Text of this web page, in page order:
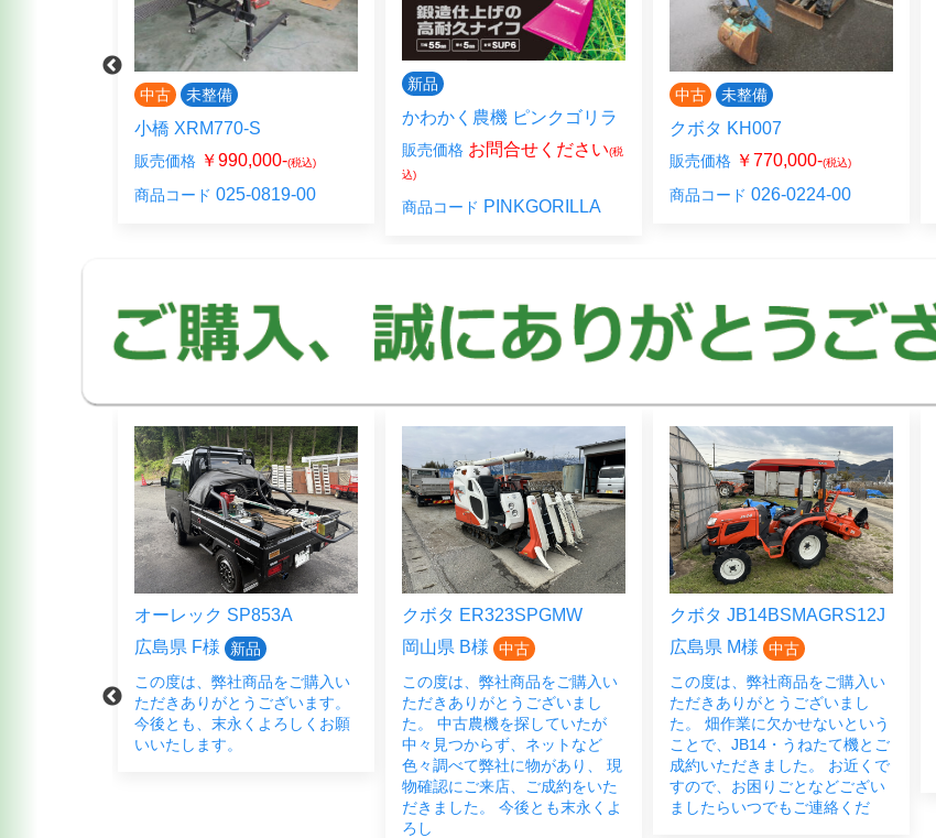
中古 未整備
小橋 XRM770-S
販売価格 ￥990,000-(税込)
商品コード 025-0819-00
新品
かわかく農機 ピンクゴリラ
販売価格 お問合せください(税
込)
商品コード PINKGORILLA
中古 未整備
クボタ KH007
販売価格 ￥770,000-(税込)
商品コード 026-0224-00
オーレック SP853A
広島県 F様
新品
この度は、弊社商品をご購入い
ただきありがとうございます。
今後とも、末永くよろしくお願
いいたします。
クボタ ER323SPGMW
岡山県 B様
中古
この度は、弊社商品をご購入い
ただきありがとうございまし
た。 中古農機を探していたが
中々見つからず、ネットなど
色々調べて弊社に物があり、 現
物確認にご来店、ご成約をいた
だきました。 今後とも末永くよ
ろし
クボタ JB14BSMAGRS12J
広島県 M様
中古
この度は、弊社商品をご購入い
ただきありがとうございまし
た。 畑作業に欠かせないという
ことで、JB14・うねたて機とご
成約いただきました。 お近くで
すので、お困りごとなどござい
ましたらいつでもご連絡くだ